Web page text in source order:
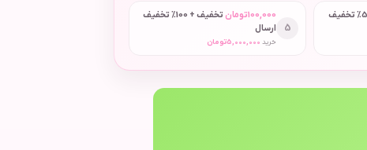
تخفیف + 50٪ تخفیف
5
100,000تومان
تخفیف + 100٪ تخفیف
ارسال
خرید 5,000,000تومان